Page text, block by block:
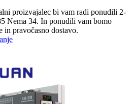
proizvajalec bi vam radi ponudili 2-
Nema 34. In ponudili vam bomo
in pravočasno dostavo.